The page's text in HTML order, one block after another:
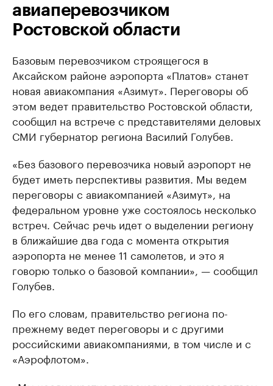
авиаперевозчиком
Ростовской области
Базовым перевозчиком строящегося в
Аксайском районе аэропорта «Платов» станет
новая авиакомпания «Азимут». Переговоры об
этом ведет правительство Ростовской области,
сообщил на встрече с представителями деловых
СМИ губернатор региона Василий Голубев.
«Без базового перевозчика новый аэропорт не
будет иметь перспективы развития. Мы ведем
переговоры с авиакомпанией «Азимут», на
федеральном уровне уже состоялось несколько
встреч. Сейчас речь идет о выделении региону
в ближайшие два года с момента открытия
аэропорта не менее 11 самолетов, и это я
говорю только о базовой компании», — сообщил
Голубев.
По его словам, правительство региона по-
прежнему ведет переговоры и с другими
российскими авиакомпаниями, в том числе и с
«Аэрофлотом».